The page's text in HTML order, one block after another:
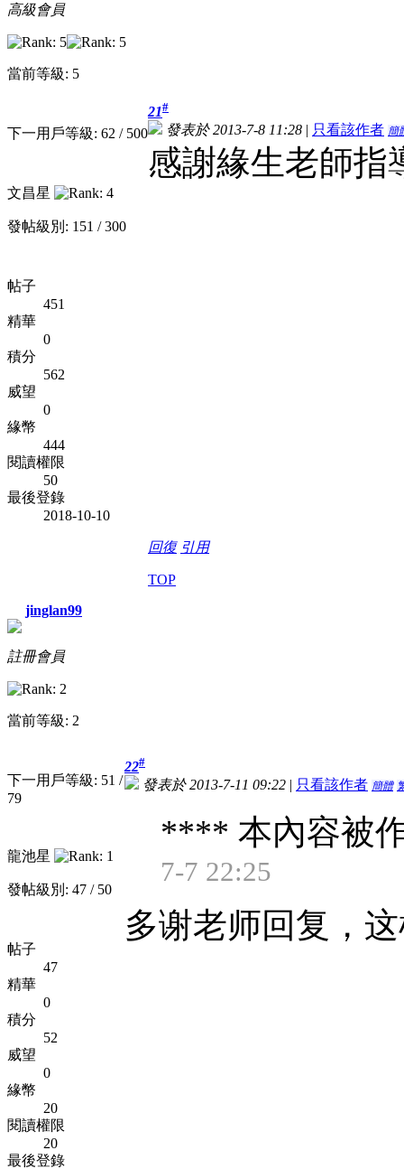
高級會員
當前等級: 5
下一用戶等級: 62 / 500
文昌星
發帖級別: 151 / 300
帖子
451
精華
0
積分
562
威望
0
緣幣
444
閱讀權限
50
最後登錄
2018-10-10
21#
發表於 2013-7-8 11:28 | 只看該作者 簡
感謝緣生老師指
回復 引用
TOP
jinglan99
註冊會員
當前等級: 2
下一用戶等級: 51 /
79
龍池星
發帖級別: 47 / 50
帖子
47
精華
0
積分
52
威望
0
緣幣
20
閱讀權限
20
最後登錄
22#
發表於 2013-7-11 09:22 | 只看該作者 簡體
**** 本內容被
7-7 22:25
多谢老师回复，